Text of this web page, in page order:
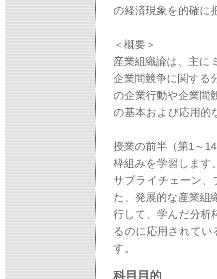
の経済現象を的確に
＜概要＞
産業組織論は、主に
企業間競争に関する
の企業行動や企業間
の基本および応用的
授業の前半（第1～
枠組みを学習します
サプライチェーン、
た、発展的な産業組
行して、学んだ分析
るのに応用されてい
す。
科目目的